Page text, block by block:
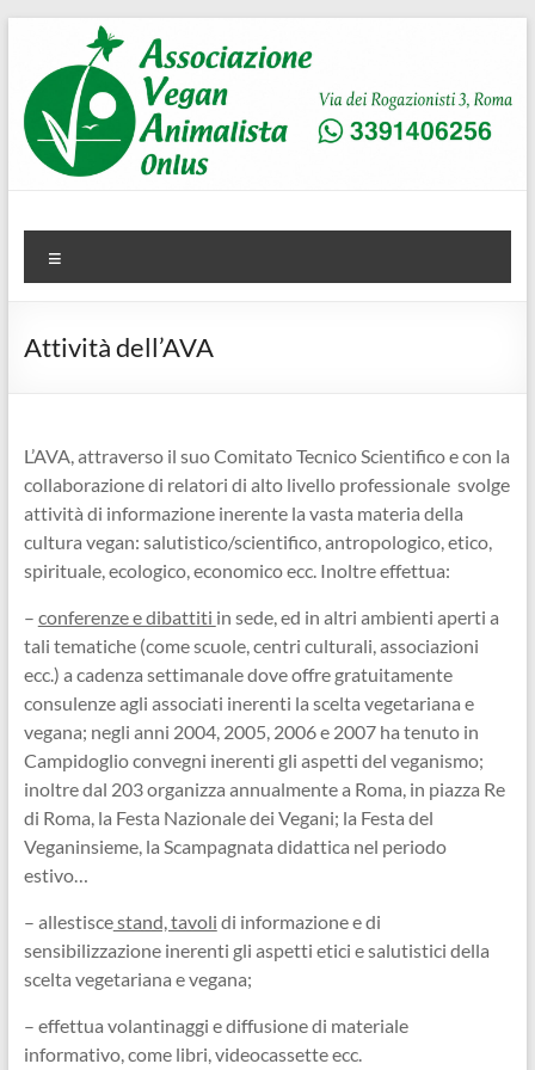
contenuto
AVA
Associazione Vegan Animalista
Attività dell’AVA
L’AVA, attraverso il suo Comitato Tecnico Scientifico e con la
collaborazione di relatori di alto livello professionale svolge
attività di informazione inerente la vasta materia della
cultura vegan: salutistico/scientifico, antropologico, etico,
spirituale, ecologico, economico ecc. Inoltre effettua:
– conferenze e dibattiti in sede, ed in altri ambienti aperti a
tali tematiche (come scuole, centri culturali, associazioni
ecc.) a cadenza settimanale dove offre gratuitamente
consulenze agli associati inerenti la scelta vegetariana e
vegana; negli anni 2004, 2005, 2006 e 2007 ha tenuto in
Campidoglio convegni inerenti gli aspetti del veganismo;
inoltre dal 203 organizza annualmente a Roma, in piazza Re
di Roma, la Festa Nazionale dei Vegani; la Festa del
Veganinsieme, la Scampagnata didattica nel periodo
estivo…
– allestiscestand, tavoli di informazione e di
sensibilizzazione inerenti gli aspetti etici e salutistici della
scelta vegetariana e vegana;
– effettua volantinaggi e diffusione di materiale
informativo, come libri, videocassette ecc.